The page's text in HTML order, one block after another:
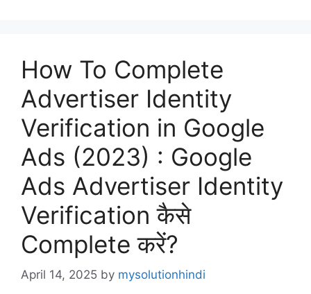
How To Complete
Advertiser Identity
Verification in Google
Ads (2023) : Google
Ads Advertiser Identity
Verification कैसे
Complete करें?
April 14, 2025 by mysolutionhindi